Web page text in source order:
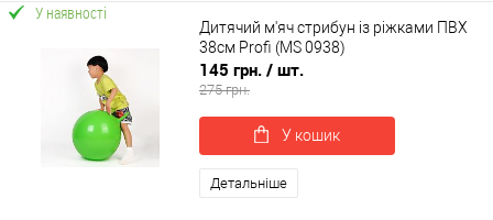
У наявності
Дитячий м'яч стрибун із ріжками ПВХ
38см Profi (MS 0938)
145 грн. / шт.
275 грн.
У кошик
Детальніше